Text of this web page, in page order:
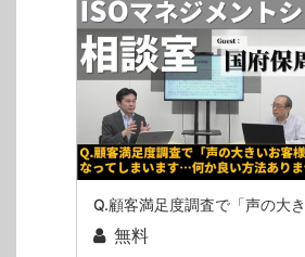
無料